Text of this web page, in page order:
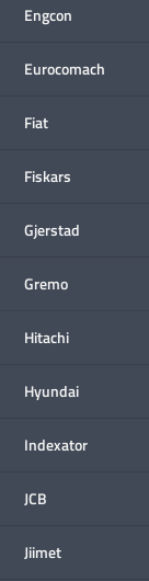
Engcon
Eurocomach
Fiat
Fiskars
Gjerstad
Gremo
Hitachi
Hyundai
Indexator
JCB
Jiimet